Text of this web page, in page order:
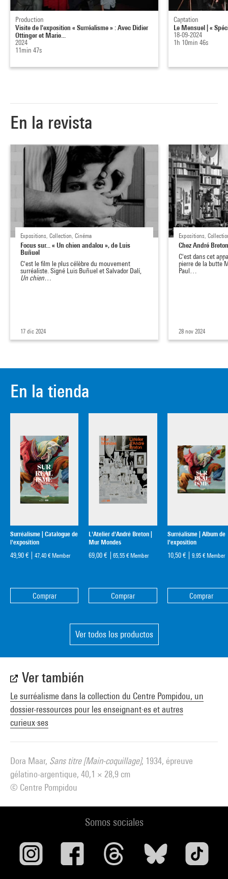
Production
Visite de l'exposition « Surréalisme » : Avec Didier
Ottinger et Marie...
2024
11min 47s
Captation
Le Mensuel | «
18-09-2024
1h 10min 46s
En la revista
Expositions, Collection, Cinéma
Focus sur... « Un chien andalou », de Luis
Buñuel
C'est le film le plus célèbre du mouvement
surréaliste. Signé Luis Buñuel et Salvador Dalí,
Un chien…
17 dic 2024
Expositions,
Chez André
C'est dans cet
pierre de la butte
Paul…
28 nov 2024
En la tienda
Surréalisme | Catalogue de
l'exposition
49,90 €
47,40 € Member
Comprar
L'Atelier d'André Breton |
Mur Mondes
69,00 €
65,55 € Member
Comprar
Surréalisme | Album de
l'exposition
10,50 €
9,95 € Member
Comprar
Ver todos los productos
Ver también
Le surréalisme dans la collection du Centre Pompidou, un
dossier-ressources pour les enseignant·es et autres
curieux·ses
Dora Maar, Sans titre [Main-coquillage], 1934, épreuve
gélatino-argentique, 40,1 × 28,9 cm
© Centre Pompidou
Somos sociales